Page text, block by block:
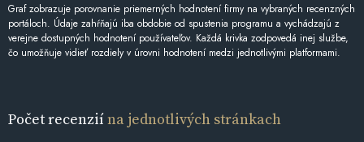
Graf zobrazuje porovnanie priemerných hodnotení firmy na vybraných recenzných
portáloch. Údaje zahŕňajú iba obdobie od spustenia programu a vychádzajú z
verejne dostupných hodnotení používateľov. Každá krivka zodpovedá inej službe,
čo umožňuje vidieť rozdiely v úrovni hodnotení medzi jednotlivými platformami.
Počet recenziína jednotlivých stránkach